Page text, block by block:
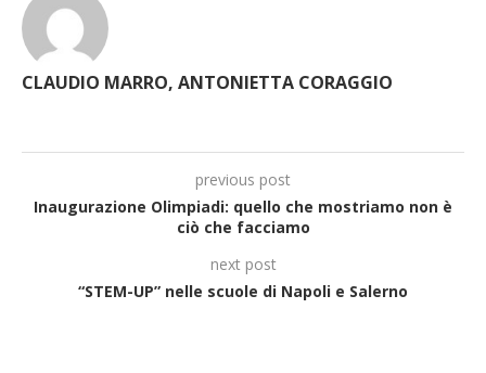
CLAUDIO MARRO, ANTONIETTA CORAGGIO
previous post
Inaugurazione Olimpiadi: quello che mostriamo non è
ciò che facciamo
next post
“STEM-UP” nelle scuole di Napoli e Salerno